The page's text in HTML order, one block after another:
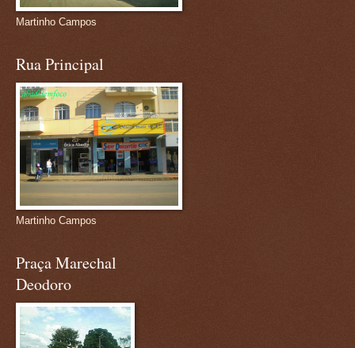
Martinho Campos
Rua Principal
Martinho Campos
Praça Marechal
Deodoro